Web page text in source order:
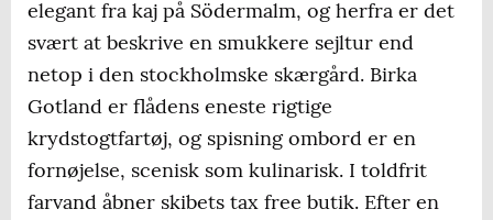
elegant fra kaj på Södermalm, og herfra er det
svært at beskrive en smukkere sejltur end
netop i den stockholmske skærgård. Birka
Gotland er flådens eneste rigtige
krydstogtfartøj, og spisning ombord er en
fornøjelse, scenisk som kulinarisk. I toldfrit
farvand åbner skibets tax free butik. Efter en